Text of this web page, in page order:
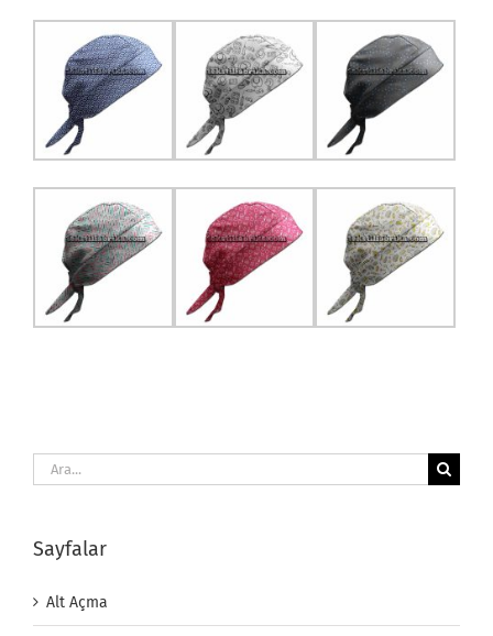
Ara:
Sayfalar
Alt Açma